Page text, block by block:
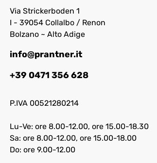
Via Strickerboden 1
I - 39054 Collalbo / Renon
Bolzano ~ Alto Adige
info@prantner.it
+39 0471 356 628
P.IVA 00521280214
Lu-Ve: ore 8.00-12.00, ore 15.00-18.30
Sa: ore 8.00-12.00, ore 15.00-18.00
Do: ore 9.00-12.00